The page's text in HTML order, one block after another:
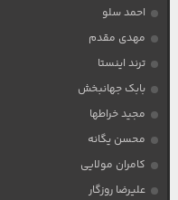
احمد سلو
مهدی مقدم
ترند اینستا
بابک جهانبخش
مجید خراطها
محسن یگانه
کامران مولایی
علیرضا روزگار